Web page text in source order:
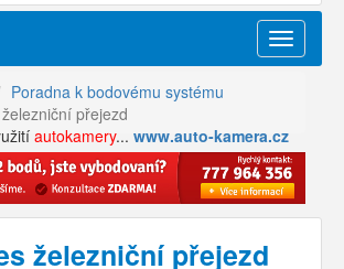
Menu
Poradna k bodovému systému
přejezd
autokamery... www.auto-kamera.cz
železniční přejezd